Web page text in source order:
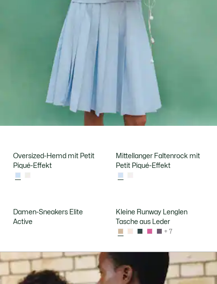
Oversized-Hemd mit Petit
Piqué-Effekt
Mittellanger Faltenrock mit
Petit Piqué-Effekt
Damen-Sneakers Elite
Active
Kleine Runway Lenglen
Tasche aus Leder
+ 7